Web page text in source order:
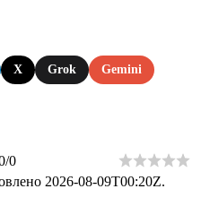
X Grok Gemini
/0
2026-08-09T00:20Z.